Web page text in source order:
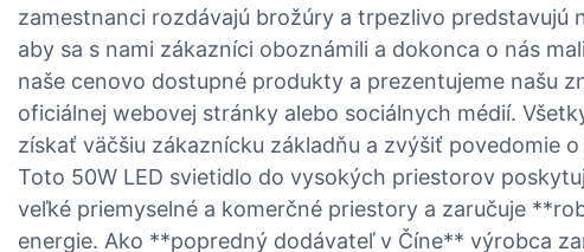
zamestnanci rozdávajú brožúry a trpezlivo predstavujú
aby sa s nami zákazníci oboznámili a dokonca o nás
naše cenovo dostupné produkty a prezentujeme našu
oficiálnej webovej stránky alebo sociálnych médií.
získať väčšiu zákaznícku základňu a zvýšiť povedomie
Toto 50W LED svietidlo do vysokých priestorov
veľké priemyselné a komerčné priestory a zaručuje
energie. Ako **popredný dodávateľ v Číne** výrobca